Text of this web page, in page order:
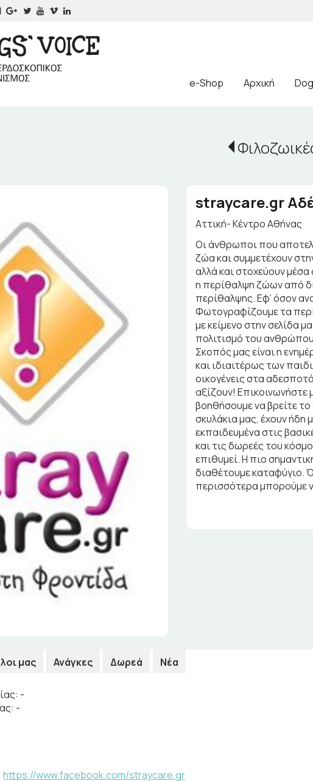
e-Shop Αρχική
straycare.gr
Αττική- Κέντρο Αθήνας
Οι άνθρωποι που
ζώα και συμμετέχουν
αλλά και στοχεύουν
η περίθαλψη ζώων από
περίθαλψης. Εφ’ όσον
Φωτογραφίζουμε τα
με κείμενο στην σελίδα
πολιτισμό του
Σκοπός μας είναι η
και ιδιαιτέρως των
οικογένεις στα
αξίζουν! Επικοινωνήστε
βοηθήσουμε να βρείτε
σκυλάκια μας, έχουν ήδη
εκπαιδευμένα στις
και τις δωρεές του
επιθυμεί. Η πιο
διαθέτουμε καταφύγιο.
περισσότερα μπορούμε
μας Ανάγκες Δωρεά Νέα
-
-
https://www.facebook.com/straycare.gr